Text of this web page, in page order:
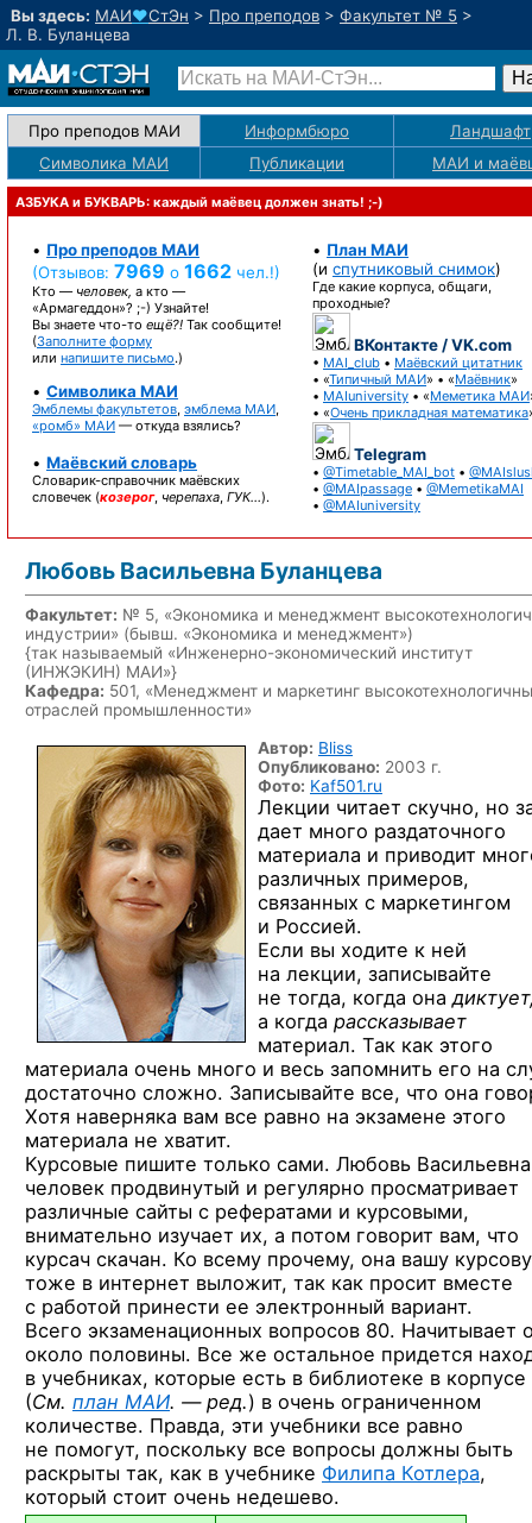
Вы здесь: МАИ♥СтЭн > Про преподов > Факультет № 5 >
Л. В. Буланцева
Про преподов МАИ Информбюро
Ландшафт
Символика МАИ
Публикации МАИ и
АЗБУКА и БУКВАРЬ: каждый маёвец должен знать! ;-)
• Про преподов МАИ
(Отзывов: 7969 о 1662 чел.!)
Кто — человек, а кто —
«Армагеддон»? ;-) Узнайте!
Вы знаете что-то ещё?! Так сообщите!
(Заполните форму
или напишите письмо.)
• Символика МАИ
Эмблемы факультетов, эмблема МАИ,
«ромб» МАИ — откуда взялись?
• Маёвский словарь
Словарик-справочник маёвских
словечек (козерог, черепаха, ГУК…).
• План МАИ
(и спутниковый снимок)
Где какие корпуса, общаги,
проходные?
ВКонтакте / VK.com
• MAI_club • Маёвский цитатник
• «Типичный МАИ» • «Маёвник»
• MAIuniversity • «Меметика МАИ
• «Очень прикладная математика
Telegram
• @Timetable_MAI_bot •
• @MAIpassage • @MemetikaMAI
• @MAIuniversity
Любовь Васильевна Буланцева
Факультет: № 5, «Экономика и менеджмент
индустрии» (бывш. «Экономика и менеджмент»)
{так называемый «Инженерно-экономический институт
(ИНЖЭКИН) МАИ»}
Кафедра: 501, «Менеджмент и маркетинг
отраслей промышленности»
Автор: Bliss
Опубликовано: 2003 г.
Фото: Kaf501.ru
Лекции читает скучно, но
дает много раздаточного
материала и приводит
различных примеров,
связанных с маркетингом
и Россией.
Если вы ходите к ней
на лекции, записывайте
не тогда, когда она
а когда рассказывает
материал. Так как этого
материала очень много и весь запомнить его на
достаточно сложно. Записывайте все, что она
Хотя наверняка вам все равно на экзамене этого
материала не хватит.
Курсовые пишите только сами. Любовь
человек продвинутый и регулярно просматривает
различные сайты с рефератами и курсовыми,
внимательно изучает их, а потом говорит вам, что
курсач скачан. Ко всему прочему, она вашу
тоже в интернет выложит, так как просит вместе
с работой принести ее электронный вариант.
Всего экзаменационных вопросов 80. Начитывает
около половины. Все же остальное придется
в учебниках, которые есть в библиотеке в
(См. план МАИ. — ред.) в очень ограниченном
количестве. Правда, эти учебники все равно
не помогут, поскольку все вопросы должны быть
раскрыты так, как в учебнике Филипа Котлера,
который стоит очень недешево.